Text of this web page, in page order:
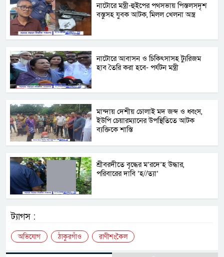
নাটোরে মন্ত্রী-হুইপের পথসভায় পিস্তলসদৃশ
বস্তুসহ যুবক আটক, মিলল খেলনা অস্ত্র
নাটোরে আবাসন ও চিকিৎসাসহ ট্যুরিজম
হাব তৈরি করা হবে- পর্যটন মন্ত্রী
মান্দায় দেশীয় চোলাই মদ জব্দ ও ধ্বংস,
ইউপি চেয়ারম্যানের উপস্থিতিতে আটক
ব্যক্তিকে শাস্তি
শ্রীবরদীতে বৃদ্ধের ম’রদে’হ উদ্ধার,
পরিবারের দাবি ‘হ//ত্যা’
ট্যাগস :
অভিযোগ ঠাকুরগাঁও রাণীশংকৈল